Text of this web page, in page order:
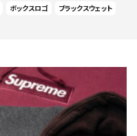
ボックスロゴ ブラックスウェット